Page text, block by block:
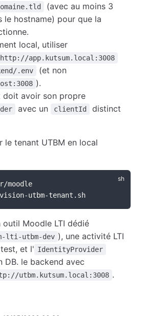
(avec au moins 3
le hostname) pour que la
local, utiliser
app.kutsum.local:3008
.env (et non
).
doit avoir son propre
avec un clientId
distinct
le tenant UTBM en local
moodle
utbm-tenant.sh
Moodle LTI dédié
lti-utbm-dev ), une activité LTI
et l' IdentityProvider
DB. le backend avec
utbm.kutsum.local:3008 .